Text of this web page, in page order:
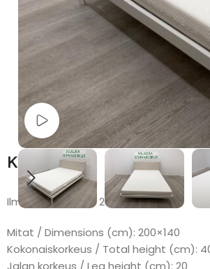
Watch video
Kuvaus
Ilmainen toimitus 24 tunnin sisällä
Mitat / Dimensions (cm): 200×140
Kokonaiskorkeus / Total height (cm):
Jalan korkeus / Leg height (cm): 20